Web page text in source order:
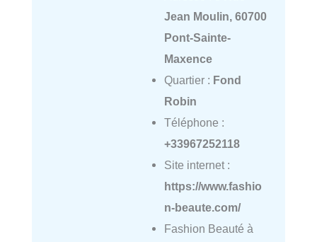
Jean Moulin, 60700
Pont-Sainte-
Maxence
Quartier : Fond
Robin
Téléphone :
+33967252118
Site internet :
https://www.fashio
n-beaute.com/
Fashion Beauté à